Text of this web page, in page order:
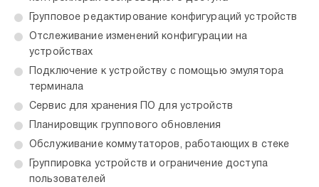
Групповое редактирование конфигураций устройств
Отслеживание изменений конфигурации на
устройствах
Подключение к устройству с помощью эмулятора
терминала
Сервис для хранения ПО для устройств
Планировщик группового обновления
Обслуживание коммутаторов, работающих в стеке
Группировка устройств и ограничение доступа
пользователей